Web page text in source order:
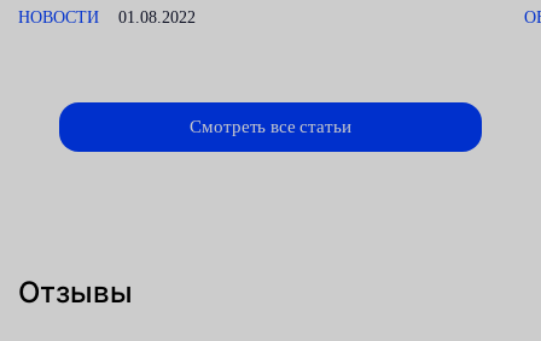
НОВОСТИ 01.08.2022
Смотреть все статьи
Отзывы